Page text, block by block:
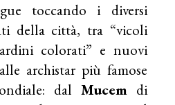
toccando i diversi
della città, tra “vicoli
colorati” e nuovi
archistar più famose
dal Mucemdi